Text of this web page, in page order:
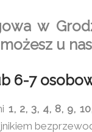
w
u
6-7
1, 2, 3, 4, 8, 9,